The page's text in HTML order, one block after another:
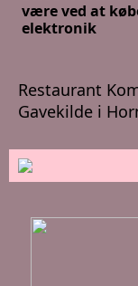
være ved at
elektronik
Restaurant
Gavekilde i